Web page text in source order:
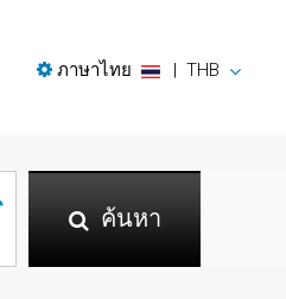
ภาษาไทย | THB
ค้นหา